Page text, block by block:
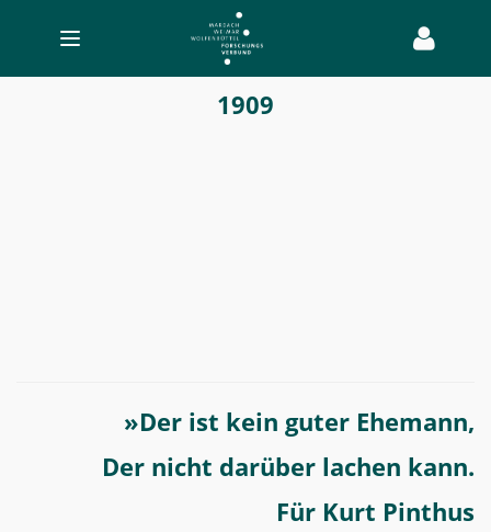
Toggle
navigation
1909
»Der ist kein guter Ehemann,
Der nicht darüber lachen kann.
Für Kurt Pinthus